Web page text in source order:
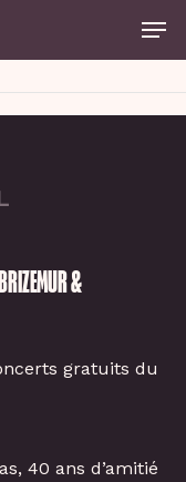
&
gratuits du
40 ans d’amitié
Close